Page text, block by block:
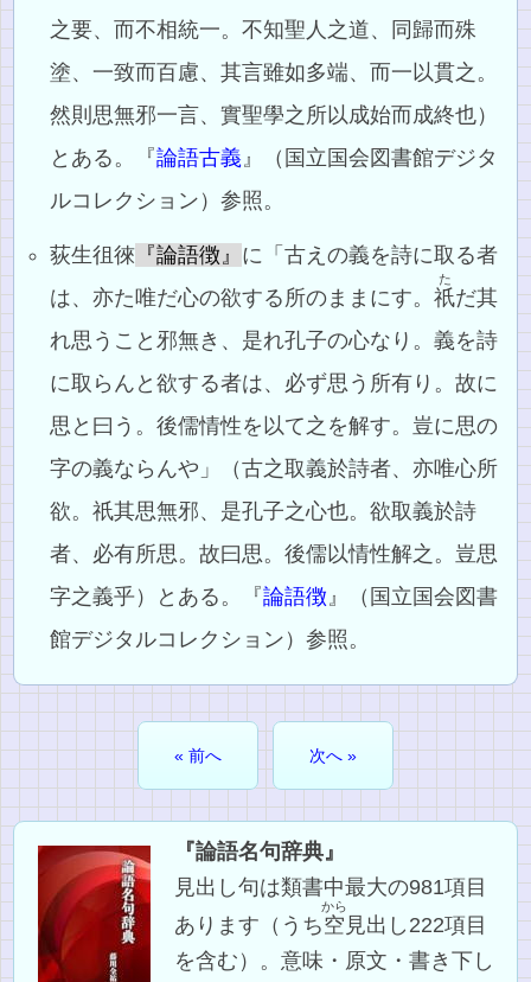
之要、而不相統一。不知聖人之道、同歸而殊
塗、一致而百慮、其言雖如多端、而一以貫之。
然則思無邪一言、實聖學之所以成始而成終也）
とある。『論語古義 』（国立国会図書館デジタ
ルコレクション）参照。
荻生徂徠 『論語徴』 に「古えの義を詩に取る者
は、亦た唯だ心の欲する所のままにす。祇
た
だ其
れ思うこと邪無き、是れ孔子の心なり。義を詩
に取らんと欲する者は、必ず思う所有り。故に
思と曰う。後儒情性を以て之を解す。豈に思の
字の義ならんや」（古之取義於詩者、亦唯心所
欲。祇其思無邪、是孔子之心也。欲取義於詩
者、必有所思。故曰思。後儒以情性解之。豈思
字之義乎）とある。『論語徴 』（国立国会図書
館デジタルコレクション）参照。
« 前へ 次へ »
『論語名句辞典』
見出し句は類書中最大の981項目
あります（うち空
から
見出し222項目
を含む）。意味・原文・書き下し